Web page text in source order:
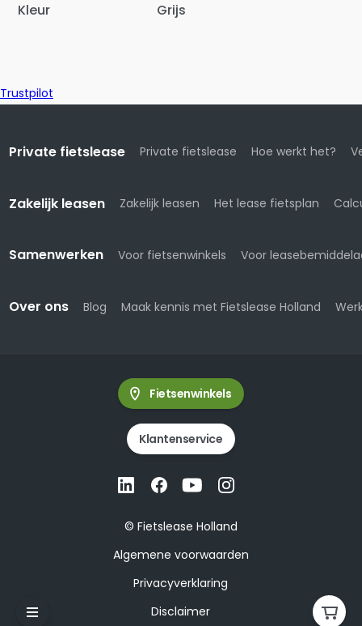
Kleur
Grijs
Trustpilot
Private fietslease Private fietslease Hoe werkt het?
Zakelijk leasen Zakelijk leasen Het lease fietsplan
Samenwerken Voor fietsenwinkels Voor
Over ons Blog Maak kennis met Fietslease Holland
Fietsenwinkels
Klantenservice
© Fietslease Holland
Algemene voorwaarden
Privacyverklaring
Disclaimer